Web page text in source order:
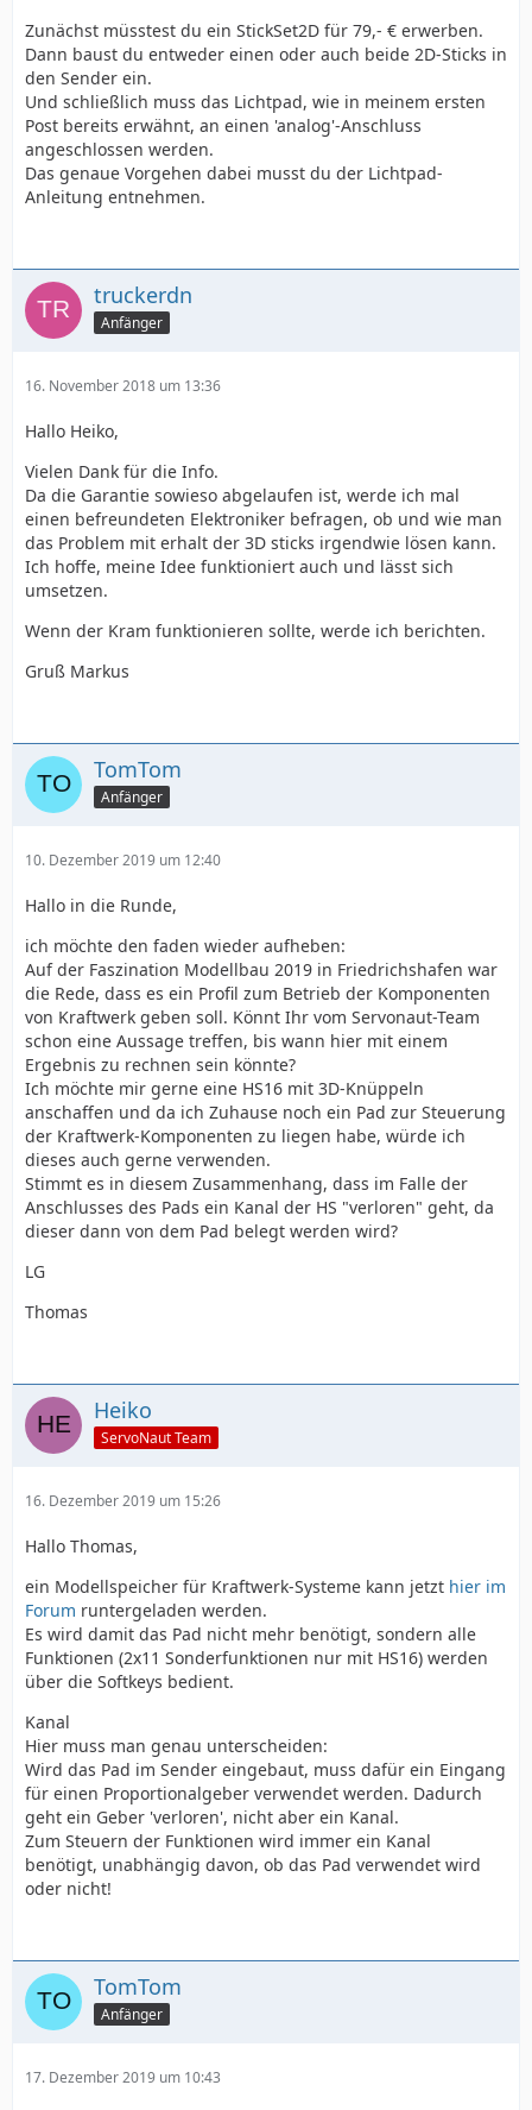
Zunächst müsstest du ein StickSet2D für 79,- € erwerben.
Dann baust du entweder einen oder auch beide 2D-Sticks in
den Sender ein.
Und schließlich muss das Lichtpad, wie in meinem ersten
Post bereits erwähnt, an einen 'analog'-Anschluss
angeschlossen werden.
Das genaue Vorgehen dabei musst du der Lichtpad-
Anleitung entnehmen.
truckerdn
Anfänger
16. November 2018 um 13:36
Hallo Heiko,
Vielen Dank für die Info.
Da die Garantie sowieso abgelaufen ist, werde ich mal
einen befreundeten Elektroniker befragen, ob und wie man
das Problem mit erhalt der 3D sticks irgendwie lösen kann.
Ich hoffe, meine Idee funktioniert auch und lässt sich
umsetzen.
Wenn der Kram funktionieren sollte, werde ich berichten.
Gruß Markus
TomTom
Anfänger
10. Dezember 2019 um 12:40
Hallo in die Runde,
ich möchte den faden wieder aufheben:
Auf der Faszination Modellbau 2019 in Friedrichshafen war
die Rede, dass es ein Profil zum Betrieb der Komponenten
von Kraftwerk geben soll. Könnt Ihr vom Servonaut-Team
schon eine Aussage treffen, bis wann hier mit einem
Ergebnis zu rechnen sein könnte?
Ich möchte mir gerne eine HS16 mit 3D-Knüppeln
anschaffen und da ich Zuhause noch ein Pad zur Steuerung
der Kraftwerk-Komponenten zu liegen habe, würde ich
dieses auch gerne verwenden.
Stimmt es in diesem Zusammenhang, dass im Falle der
Anschlusses des Pads ein Kanal der HS "verloren" geht, da
dieser dann von dem Pad belegt werden wird?
LG
Thomas
Heiko
ServoNaut Team
16. Dezember 2019 um 15:26
Hallo Thomas,
ein Modellspeicher für Kraftwerk-Systeme kann jetzt hier im
Forum runtergeladen werden.
Es wird damit das Pad nicht mehr benötigt, sondern alle
Funktionen (2x11 Sonderfunktionen nur mit HS16) werden
über die Softkeys bedient.
Kanal
Hier muss man genau unterscheiden:
Wird das Pad im Sender eingebaut, muss dafür ein Eingang
für einen Proportionalgeber verwendet werden. Dadurch
geht ein Geber 'verloren', nicht aber ein Kanal.
Zum Steuern der Funktionen wird immer ein Kanal
benötigt, unabhängig davon, ob das Pad verwendet wird
oder nicht!
TomTom
Anfänger
17. Dezember 2019 um 10:43